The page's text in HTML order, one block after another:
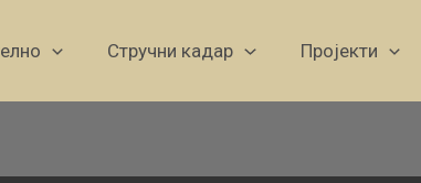
Стручни кадар Пројекти